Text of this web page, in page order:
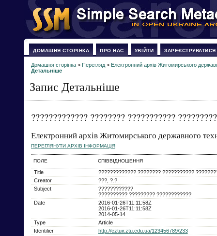
ДОМАШНЯ СТОРІНКА ПРО НАС УВІЙТИ ЗАРЕЄСТРУВАТИСЯ
Домашня сторінка > Перегляд > Електронний архів Житомирського
Детальніше
Запис Детальніше
????????????? ???????? ???????????
Електронний архів Житомирського державного
ПЕРЕГЛЯНУТИ АРХІВ ІНФОРМАЦІЯ
ПОЛЕ СПІВВІДНОШЕННЯ
Title
????????????? ???????? ???????????
Creator
???, ?.?.
Subject
????????????
?????????? ????????? ????????????
Date
2016-01-26T11:11:58Z
2016-01-26T11:11:58Z
2014-05-14
Type
Article
Identifier
http://eztuir.ztu.edu.ua/123456789/233